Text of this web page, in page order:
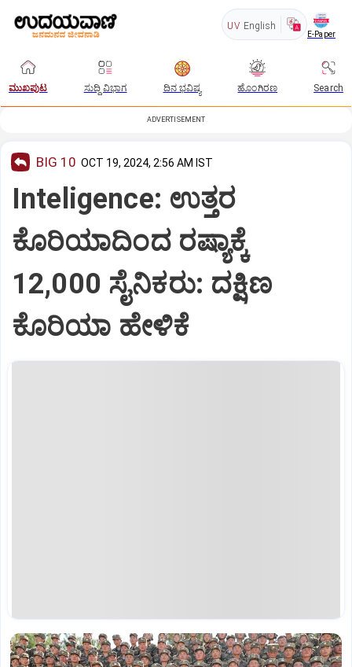
UV English
E-Paper
ಮುಖಪುಟ ಸುದ್ದಿ ವಿಭಾಗ ದಿನ ಭವಿಷ್ಯ ಹೊಂಗಿರಣ Search
ADVERTISEMENT
BIG 10 OCT 19, 2024, 2:56 AM IST
Inteligence: ಉತ್ತರ
ಕೊರಿಯಾದಿಂದ ರಷ್ಯಾಕ್ಕೆ
12,000 ಸೈನಿಕರು: ದಕ್ಷಿಣ
ಕೊರಿಯಾ ಹೇಳಿಕೆ